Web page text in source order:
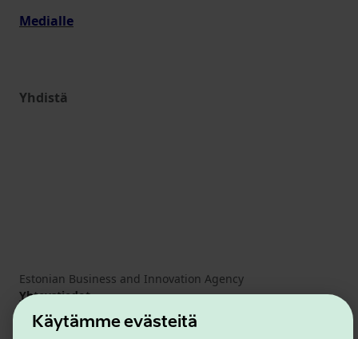
Käytämme evästeitä
Medialle
Yhdistä
Estonian Business and Innovation Agency
Yhteystiedot
Yhteistyökumppanit
Käyttöehdot